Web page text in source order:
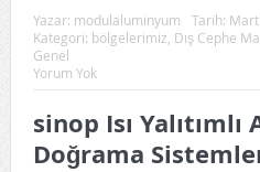
İdari Kısım)
Yazar: modulaluminyum Tarih:
Kategori: bölgelerimiz Dış Cephe
Genel
Yorum Yok
sinop Isı
Doğrama